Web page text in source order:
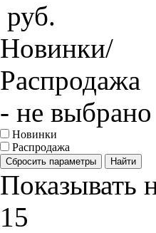
руб.
Новинки/
Распродажа
- не
Новинки
Распродажа
Сбросить параметры Найти
Показывать
15